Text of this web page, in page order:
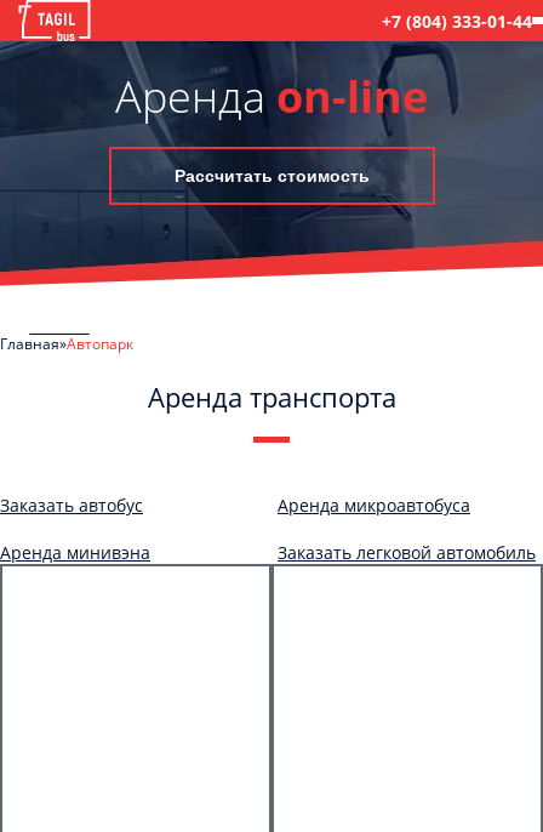
+7 (804) 333-01-44
Аренда on-line
Рассчитать стоимость
Главная Автопарк
Аренда транспорта
Заказать автобус Аренда микроавтобуса
Аренда минивэна Заказать легковой автомобиль
обработку моих Персональных данных